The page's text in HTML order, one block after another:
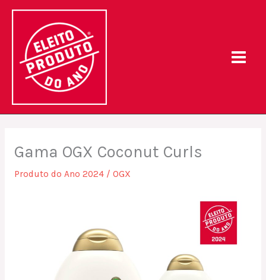
Skip
content
Gama OGX Coconut Curls
Produto do Ano 2024/ OGX